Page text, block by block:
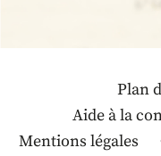
Plan
Aide à la
Mentions légales